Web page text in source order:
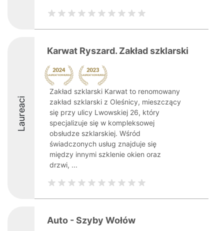
Laureaci
Karwat Ryszard. Zakład szklarski
Zakład szklarski Karwat to renomowany
zakład szklarski z Oleśnicy, mieszczący
się przy ulicy Lwowskiej 26, który
specjalizuje się w kompleksowej
obsłudze szklarskiej. Wśród
świadczonych usług znajduje się
między innymi szklenie okien oraz
drzwi, ...
Auto - Szyby Wołów